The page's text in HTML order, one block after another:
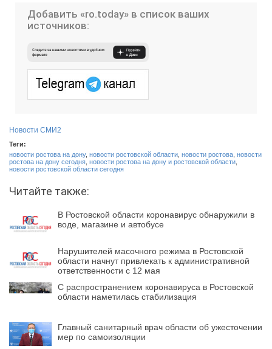
Добавить «ro.today» в список ваших
источников:
Новости СМИ2
Теги:
новости ростова на дону, новости ростовской области новости ростова новости
ростова на дону сегодня новости ростова на дону и ростовской области
новости ростовской области сегодня
Читайте также:
В Ростовской области коронавирус обнаружили в
воде, магазине и автобусе
Нарушителей масочного режима в Ростовской
области начнут привлекать к административной
ответственности с 12 мая
С распространением коронавируса в Ростовской
области наметилась стабилизация
Главный санитарный врач области об ужесточении
мер по самоизоляции